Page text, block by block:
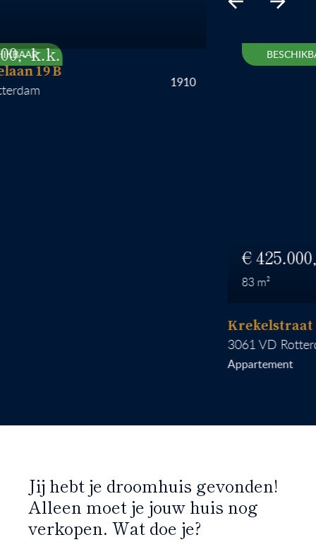
1910
19 B
BESCHIKBAAR
425.000
Krekelstraat 6 B
3061 VD Rotterdam
Appartement
Jij hebt je droomhuis gevonden!
Alleen moet je jouw huis nog
verkopen. Wat doe je?